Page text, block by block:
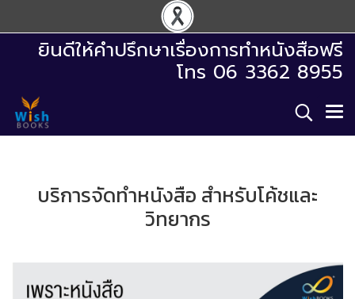
ยินดีให้คำปรึกษาเรื่องการทำหนังสือฟรี
โทร 06 3362 8955
บริการจัดทำหนังสือ สำหรับโค้ชและ
วิทยากร